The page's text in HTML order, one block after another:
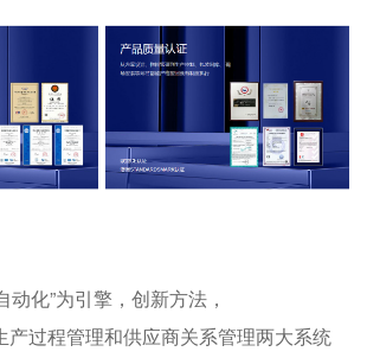
动化”为引擎，创新方法，
产过程管理和供应商关系管理两大系统